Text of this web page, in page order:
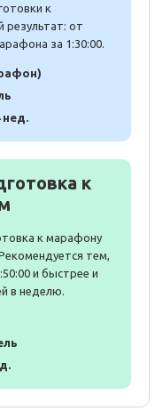
к
результат: от
за 1:30:00.
нед.
к
к марафону
тем,
и быстрее и
в неделю.